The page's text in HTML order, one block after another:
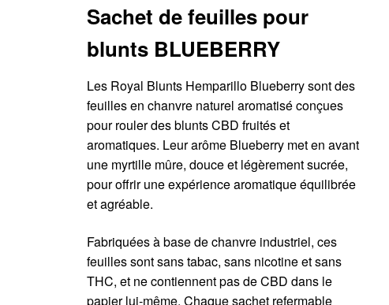
Sachet de feuilles pour
blunts BLUEBERRY
Les Royal Blunts Hemparillo Blueberry sont des
feuilles en chanvre naturel aromatisé conçues
pour rouler des blunts CBD fruités et
aromatiques. Leur arôme Blueberry met en avant
une myrtille mûre, douce et légèrement sucrée,
pour offrir une expérience aromatique équilibrée
et agréable.
Fabriquées à base de chanvre industriel, ces
feuilles sont sans tabac, sans nicotine et sans
THC, et ne contiennent pas de CBD dans le
papier lui‑même. Chaque sachet refermable